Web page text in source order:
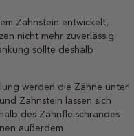
Zahnstein entwickelt,
nicht mehr zuverlässig
sollte deshalb
werden die Zähne unter
Zahnstein lassen sich
des Zahnfleischrandes
außerdem